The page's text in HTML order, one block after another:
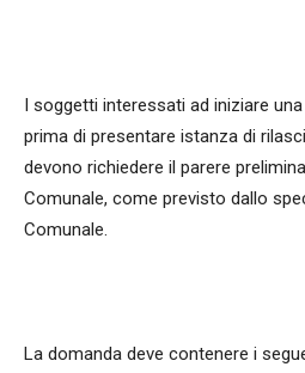
I soggetti interessati ad iniziare
prima di presentare istanza di
devono richiedere il parere
Comunale, come previsto dallo
Comunale.
La domanda deve contenere i